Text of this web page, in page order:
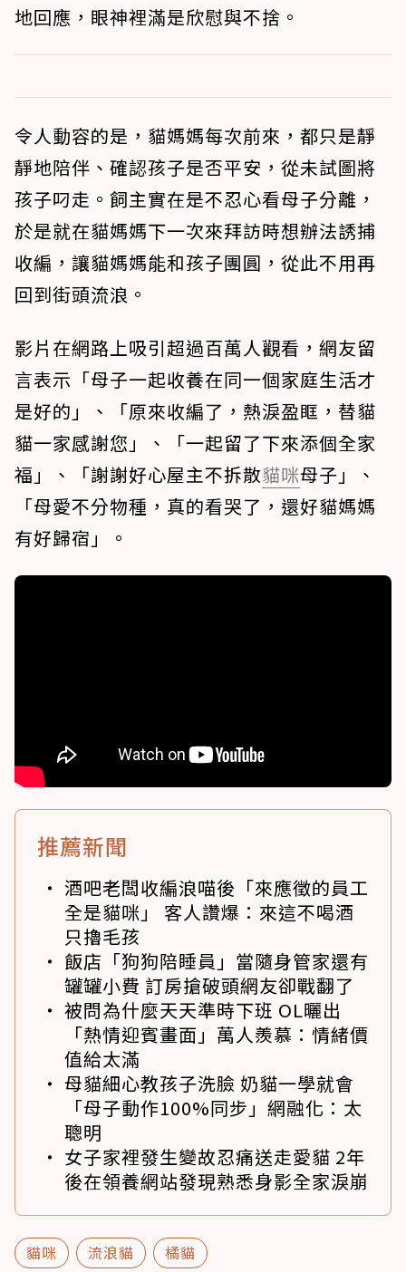
地回應，眼神裡滿是欣慰與不捨。
令人動容的是，貓媽媽每次前來，都只是靜
靜地陪伴、確認孩子是否平安，從未試圖將
孩子叼走。飼主實在是不忍心看母子分離，
於是就在貓媽媽下一次來拜訪時想辦法誘捕
收編，讓貓媽媽能和孩子團圓，從此不用再
回到街頭流浪。
影片在網路上吸引超過百萬人觀看，網友留
言表示「母子一起收養在同一個家庭生活才
是好的」、「原來收編了，熱淚盈眶，替貓
貓一家感謝您」、「一起留了下來添個全家
福」、「謝謝好心屋主不拆散貓咪母子」、
「母愛不分物種，真的看哭了，還好貓媽媽
有好歸宿」。
推薦新聞
酒吧老闆收編浪喵後「來應徵的員工
全是貓咪」 客人讚爆：來這不喝酒
只擼毛孩
飯店「狗狗陪睡員」當隨身管家還有
罐罐小費 訂房搶破頭網友卻戰翻了
被問為什麼天天準時下班 OL曬出
「熱情迎賓畫面」萬人羨慕：情緒價
值給太滿
母貓細心教孩子洗臉 奶貓一學就會
「母子動作100%同步」網融化：太
聰明
女子家裡發生變故忍痛送走愛貓 2年
後在領養網站發現熟悉身影全家淚崩
貓咪 流浪貓 橘貓